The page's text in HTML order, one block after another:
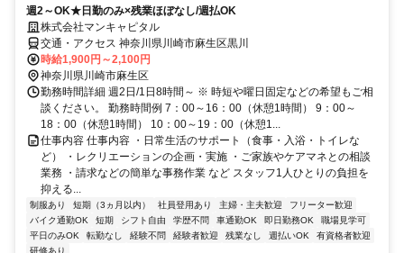
週2～OK★日勤のみ×残業ほぼなし/週払OK
株式会社マンキャピタル
交通・アクセス 神奈川県川崎市麻生区黒川
時給1,900円～2,100円
神奈川県川崎市麻生区
勤務時間詳細 週2日/1日8時間～ ※ 時短や曜日固定などの希望もご相
談ください。 勤務時間例 7：00～16：00（休憩1時間） 9：00～
18：00（休憩1時間） 10：00～19：00（休憩1...
仕事内容 仕事内容 ・日常生活のサポート（食事・入浴・トイレな
ど） ・レクリエーションの企画・実施 ・ご家族やケアマネとの相談
業務 ・請求などの簡単な事務作業 など スタッフ1人ひとりの負担を
抑える...
制服あり 短期（3ヵ月以内） 社員登用あり 主婦・主夫歓迎
フリーター歓迎
バイク通勤OK
短期 シフト自由 学歴不問 車通勤OK 即日勤務OK
職場見学可
平日のみOK
転勤なし 経験不問 経験者歓迎 残業なし 週払いOK
有資格者歓迎
研修あり